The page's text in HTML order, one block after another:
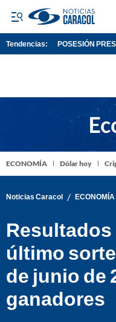
Tendencias: POSESIÓN
ECONOMÍA Dólar hoy
Noticias Caracol / ECONOMÍA
último
de junio de
ganadores